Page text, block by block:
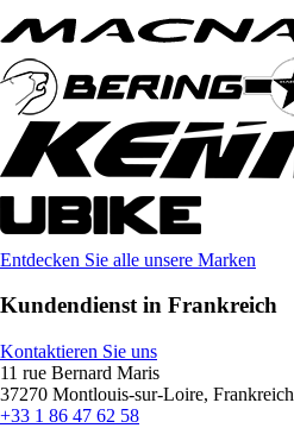
Entdecken Sie alle unsere Marken
Kundendienst in Frankreich
Kontaktieren Sie uns
11 rue Bernard Maris
37270 Montlouis-sur-Loire, Frankreich
+33 1 86 47 62 58